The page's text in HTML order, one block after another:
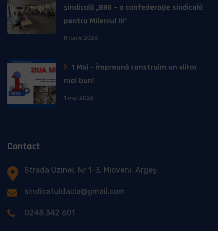
sindicală „BNS – o confederație sindicală
pentru Mileniul III”
8 iunie 2026
1 Mai – Împreună construim un viitor
mai bun!
1 mai 2026
Contact
Strada Uzinei, Nr 1-3, Mioveni, Argeș
sindicatuldacia@gmail.com
0248 342 601